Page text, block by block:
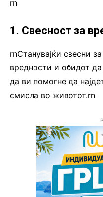
rn
1. Свесност за
rnСтанувајќи свесни
вредности и обидот
да ви помогне да
смисла во животот.rn